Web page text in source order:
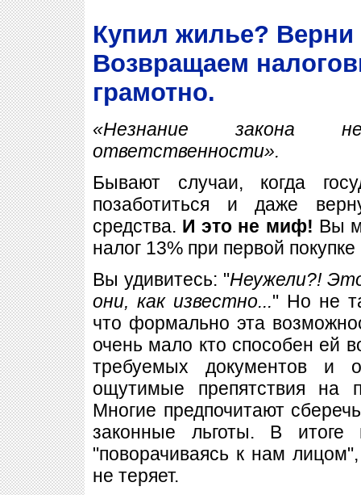
Купил жилье? Верни
Возвращаем
грамотно.
«Незнание закона
ответственности».
Бывают случаи, когда
позаботиться и даже
средства. И это не миф! Вы
налог 13% при первой
Вы удивитесь: "Неужели?!
они, как известно..." Но не
что формально эта
очень мало кто способен ей
требуемых документов и
ощутимые препятствия на
Многие предпочитают
законные льготы. В итоге
"поворачиваясь к нам
не теряет.